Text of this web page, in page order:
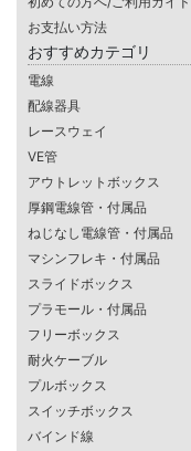
お支払い方法
おすすめカテゴリ
電線
配線器具
レースウェイ
VE管
アウトレットボックス
厚鋼電線管・付属品
ねじなし電線管・付属品
マシンフレキ・付属品
スライドボックス
プラモール・付属品
フリーボックス
耐火ケーブル
プルボックス
スイッチボックス
バインド線